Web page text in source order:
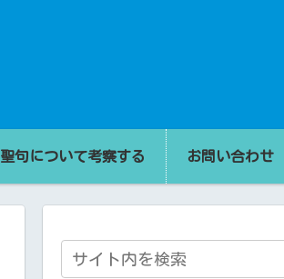
聖句について考察する お問い合わせ